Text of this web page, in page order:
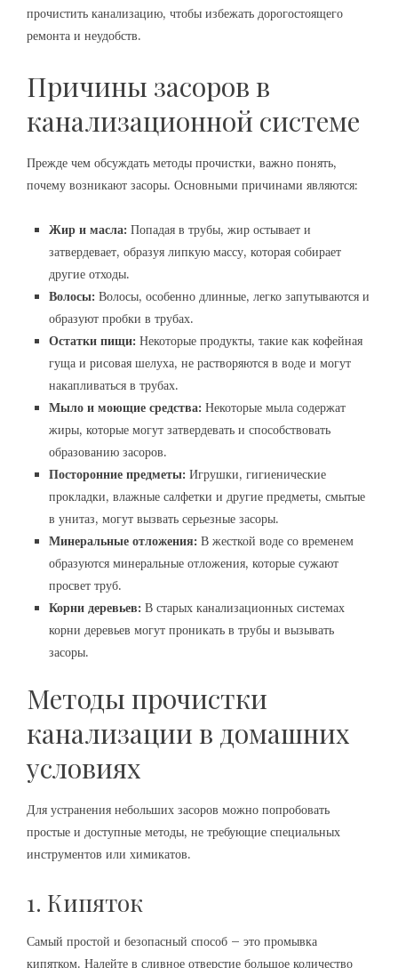
прочистить канализацию, чтобы избежать дорогостоящего
ремонта и неудобств.
Причины засоров в
канализационной системе
Прежде чем обсуждать методы прочистки, важно понять,
почему возникают засоры. Основными причинами являются:
Жир и масла: Попадая в трубы, жир остывает и
затвердевает, образуя липкую массу, которая собирает
другие отходы.
Волосы: Волосы, особенно длинные, легко запутываются и
образуют пробки в трубах.
Остатки пищи: Некоторые продукты, такие как кофейная
гуща и рисовая шелуха, не растворяются в воде и могут
накапливаться в трубах.
Мыло и моющие средства: Некоторые мыла содержат
жиры, которые могут затвердевать и способствовать
образованию засоров.
Посторонние предметы: Игрушки, гигиенические
прокладки, влажные салфетки и другие предметы, смытые
в унитаз, могут вызвать серьезные засоры.
Минеральные отложения: В жесткой воде со временем
образуются минеральные отложения, которые сужают
просвет труб.
Корни деревьев: В старых канализационных системах
корни деревьев могут проникать в трубы и вызывать
засоры.
Методы прочистки
канализации в домашних
условиях
Для устранения небольших засоров можно попробовать
простые и доступные методы, не требующие специальных
инструментов или химикатов.
1. Кипяток
Самый простой и безопасный способ – это промывка
кипятком. Налейте в сливное отверстие большое количество